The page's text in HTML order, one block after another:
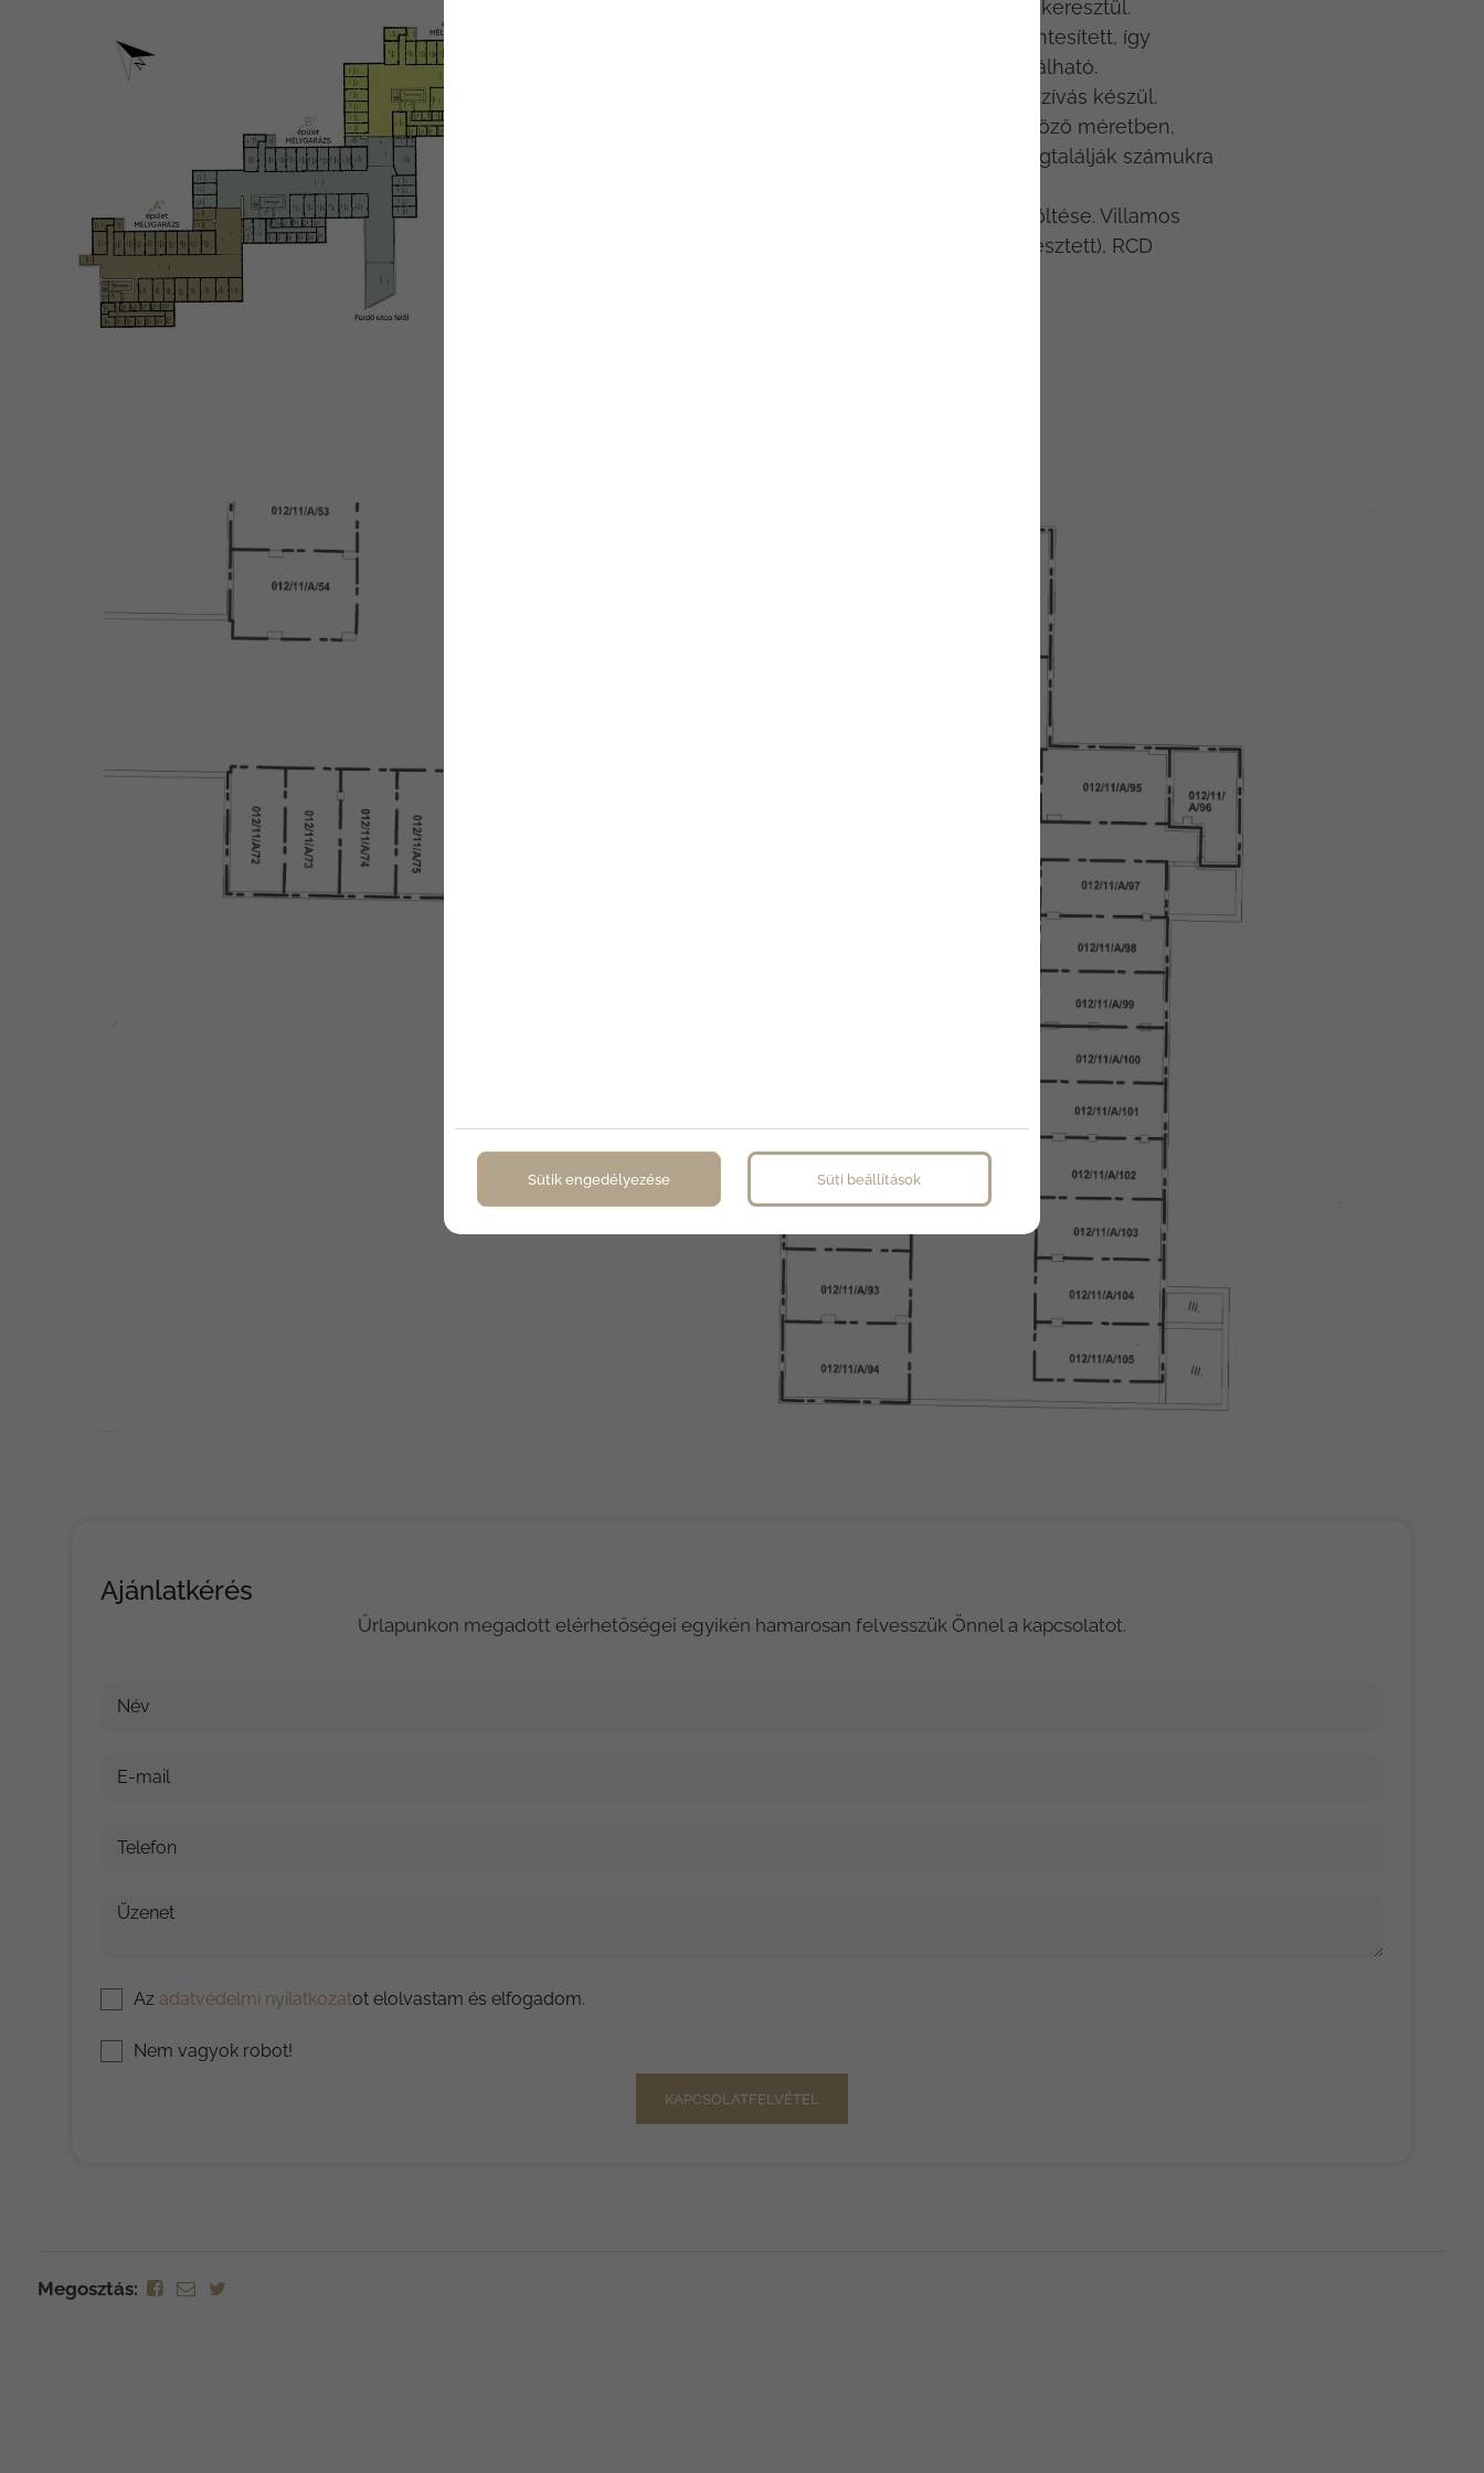
bejutni, illetve a mélygarázsba szekcionált garázskapun keresztül.
A mélygarázs szint jól megközelíthető, mely akadálymentesített, így
mozgáskorlátozott látogatók számára is könnyen használható.
A teremgarázsban hő- és füstelvezetés, valamint CO elszívás készül.
A mélygarázsban 62 db autóbeálló található me, különböző méretben,
lehetővé téve a leendő tulajdonosok számára, hogy megtalálják számukra
Minden garázshelynél lehetőség van elektromos autó töltése. Villamos
kiállás kiépítve, autótöltő nélkül. Áramköri elosztó (süllyesztett), RCD
Ajánlatkérés
Űrlapunkon megadott elérhetőségei egyikén hamarosan felvesszük Önnel a kapcsolatot.
Név
E-mail
Telefon
Üzenet
Az adatvédelmi nyilatkozatot elolvastam és elfogadom.
Nem vagyok robot!
KAPCSOLATFELVÉTEL
Megosztás:
Sütik engedélyezése Süti beállítások